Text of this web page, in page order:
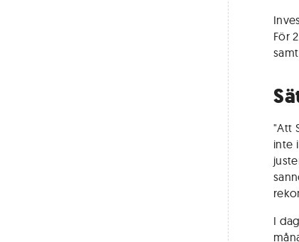
För
"Att
inte
I